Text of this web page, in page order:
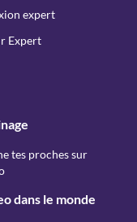
expert
Expert
tes proches sur
dans le monde